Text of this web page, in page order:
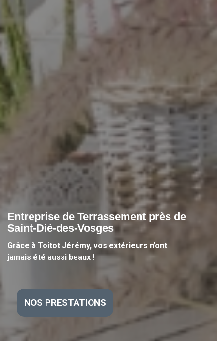
Entreprise de Terrassement près de
Saint-Dié-des-Vosges
Grâce à Toitot Jérémy, vos extérieurs n’ont
jamais été aussi beaux !
NOS PRESTATIONS